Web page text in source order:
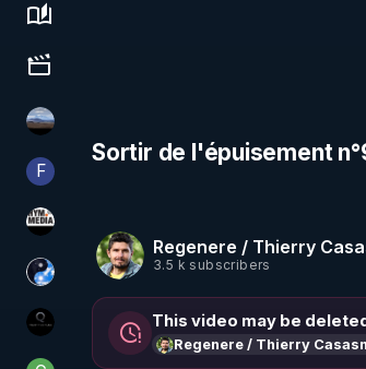
Science, history & spirituality
Culture, media & entertainment
michel lanceur alerte
FFinalscape
HYM.MEDIA
Chercheur de vérité
La vérité
Sortir de l'épuisement
Regenere / Thierry
3.5 k subscribers
This video may be
Regenere / Thierry